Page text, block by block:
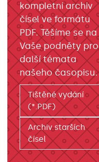
kompletní archiv
čísel ve formátu
PDF. Těšíme se na
Vaše podněty pro
další témata
našeho časopisu.
Tištěné vydání
(*.PDF)
Archiv starších
čísel